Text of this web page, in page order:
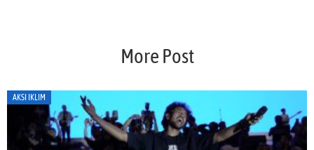
More Post
AKSI IKLIM